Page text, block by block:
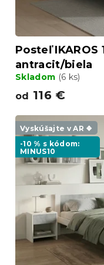
Posteľ IKAROS
antracit/biela
Skladom (6 ks)
od 116 €
Vyskúšajte v AR ❖
-10 % s kódom:
MINUS10